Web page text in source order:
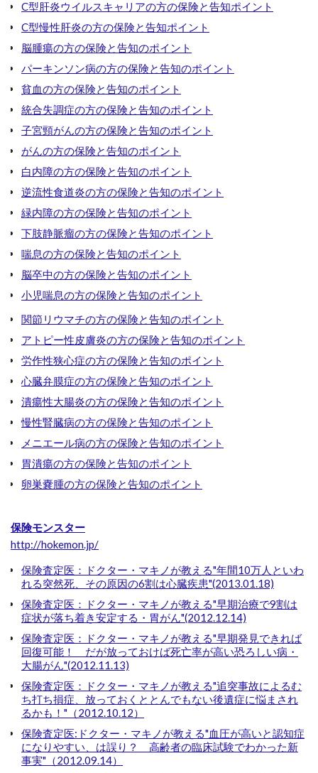
C型肝炎ウイルスキャリアの方の保険と告知ポイント
C型慢性肝炎の方の保険と告知ポイント
脳腫瘍の方の保険と告知のポイント
パーキンソン病の方の保険と告知のポイント
貧血の方の保険と告知のポイント
統合失調症の方の保険と告知のポイント
子宮頸がんの方の保険と告知のポイント
がんの方の保険と告知のポイント
白内障の方の保険と告知のポイント
逆流性食道炎の方の保険と告知のポイント
緑内障の方の保険と告知のポイント
下肢静脈瘤の方の保険と告知のポイント
喘息の方の保険と告知のポイント
脳卒中の方の保険と告知のポイント
小児喘息の方の保険と告知のポイント
関節リウマチの方の保険と告知のポイント
アトピー性皮膚炎の方の保険と告知のポイント
労作性狭心症の方の保険と告知のポイント
心臓弁膜症の方の保険と告知のポイント
潰瘍性大腸炎の方の保険と告知のポイント
慢性腎臓病の方の保険と告知のポイント
メニエール病の方の保険と告知のポイント
胃潰瘍の方の保険と告知のポイント
卵巣嚢腫の方の保険と告知のポイント
保険モンスター
http://hokemon.jp/
保険査定医：ドクター・マキノが教える"年間10万人といわ
れる突然死、その原因の6割は心臓疾患"(2013.01.18)
保険査定医：ドクター・マキノが教える"早期治療で9割は
症状が落ち着き安定する・胃がん"(2012.12.14)
保険査定医：ドクター・マキノが教える"早期発見できれば
回復可能！ だが放っておけば死亡率が高い恐ろしい病・
大腸がん"(2012.11.13)
保険査定医：ドクター・マキノが教える"追突事故によるむ
ち打ち損症、放っておくととんでもない後遺症に悩まされ
るかも！"（2012.10.12）
保険査定医:ドクター・マキノが教える"血圧が高いと認知症
になりやすい、は誤り？ 高齢者の臨床試験でわかった新
事実"（2012.09.14）